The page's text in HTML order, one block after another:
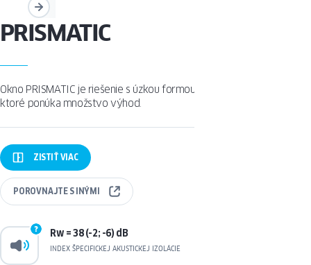
PRISMATIC
Okno PRISMATIC je riešenie s úzkou formou a vysokou funkčnosťou,
ktoré ponúka množstvo výhod.
ZISTIŤ VIAC
POROVNAJTE S INÝMI
Rw = 38 (-2; -6) dB
INDEX ŠPECIFICKEJ AKUSTICKEJ IZOLÁCIE